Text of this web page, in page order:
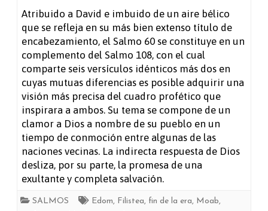
Salmo
60
Atribuido a David e imbuido de un aire bélico
que se refleja en su más bien extenso título de
encabezamiento, el Salmo 60 se constituye en un
complemento del Salmo 108, con el cual
comparte seis versículos idénticos más dos en
cuyas mutuas diferencias es posible adquirir una
visión más precisa del cuadro profético que
inspirara a ambos. Su tema se compone de un
clamor a Dios a nombre de su pueblo en un
tiempo de conmoción entre algunas de las
naciones vecinas. La indirecta respuesta de Dios
desliza, por su parte, la promesa de una
exultante y completa salvación.
SALMOS Edom, Filistea, fin de la era, Moab,